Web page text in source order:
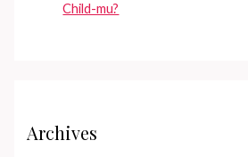
Child-mu?
Archives